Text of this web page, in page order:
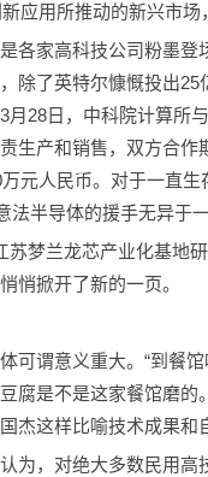
应用所推动的新兴市
各家高科技公司粉墨
除了英特尔慷慨投出
月28日，中科院计算所
生产和销售，双方合
元人民币。对于一直
法半导体的援手无异于一
苏梦兰龙芯产业化基地
悄掀开了新的一页。
可谓意义重大。“到餐
腐是不是这家餐馆磨的
杰这样比喻技术成果和
为，对绝大多数民用高